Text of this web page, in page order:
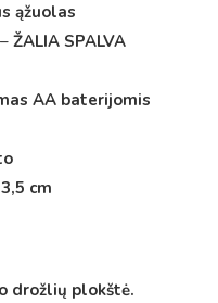
ąžuolas
ŽALIA SPALVA
AA baterijomis
cm
drožlių plokštė.